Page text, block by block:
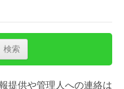
提供や管理人への連絡は